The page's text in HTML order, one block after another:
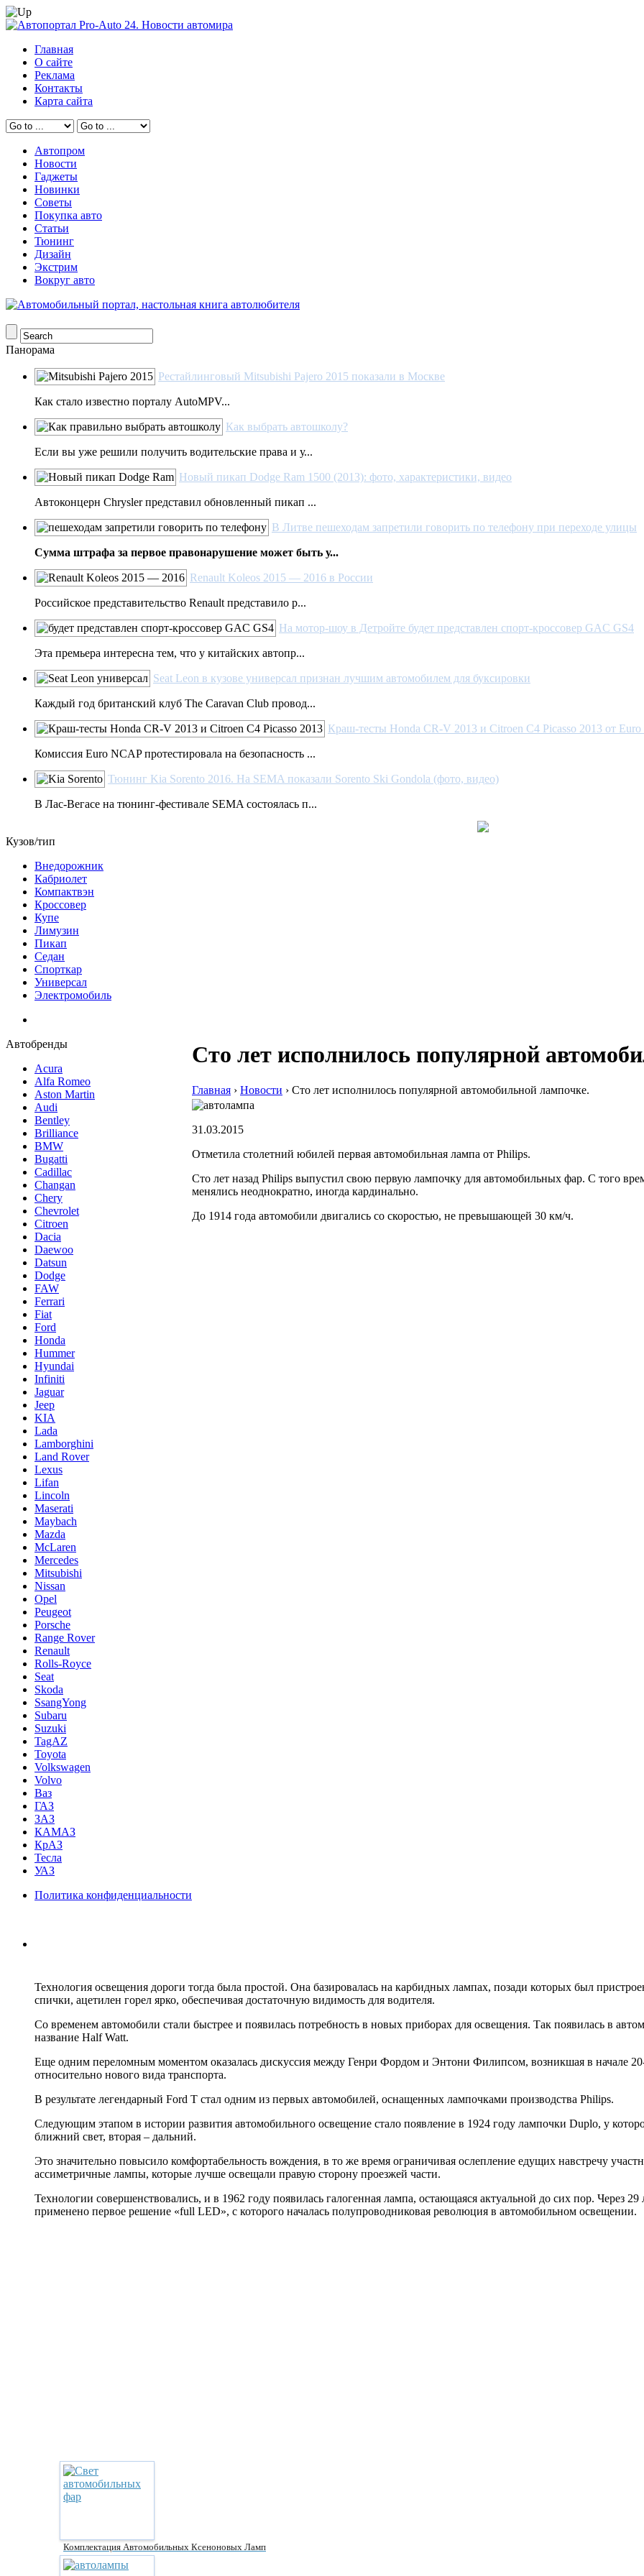
Главная
О сайте
Реклама
Контакты
Карта сайта
Автопром
Новости
Гаджеты
Новинки
Советы
Покупка авто
Статьи
Тюнинг
Дизайн
Экстрим
Вокруг авто
Панорама
Рестайлинговый Mitsubishi Pajero 2015 показали в Москве
Как стало известно порталу AutoMPV...
Как выбрать автошколу?
Если вы уже решили получить водительские права и у...
Новый пикап Dodge Ram 1500 (2013): фото, характеристики, видео
Автоконцерн Chrysler представил обновленный пикап ...
В Литве пешеходам запретили говорить по телефону при переходе улицы
Сумма штрафа за первое правонарушение может быть у...
Renault Koleos 2015 — 2016 в России
Российское представительство Renault представило р...
На мотор-шоу в Детройте будет представлен спорт-кроссовер GAC GS4
Эта премьера интересна тем, что у китайских автопр...
Seat Leon в кузове универсал признан лучшим автомобилем для буксировки
Каждый год британский клуб The Caravan Club провод...
Краш-тесты Honda CR-V 2013 и Citroen C4 Picasso 2013 от
Комиссия Euro NCAP протестировала на безопасность ...
Тюнинг Kia Sorento 2016. На SEMA показали Sorento Ski Gondola (фото, видео)
В Лас-Вегасе на тюнинг-фестивале SEMA состоялась п...
Кузов/тип
Внедорожник
Кабриолет
Компактвэн
Кроссовер
Купе
Лимузин
Пикап
Седан
Спорткар
Универсал
Электромобиль
Автобренды
Acura
Alfa Romeo
Aston Martin
Audi
Bentley
Brilliance
BMW
Bugatti
Cadillac
Changan
Chery
Chevrolet
Citroen
Dacia
Daewoo
Datsun
Dodge
FAW
Ferrari
Fiat
Ford
Honda
Hummer
Hyundai
Infiniti
Jaguar
Jeep
KIA
Lada
Lamborghini
Land Rover
Lexus
Lifan
Lincoln
Maserati
Maybach
Mazda
McLaren
Mercedes
Mitsubishi
Nissan
Opel
Peugeot
Porsche
Range Rover
Renault
Rolls-Royce
Seat
Skoda
SsangYong
Subaru
Suzuki
TagAZ
Toyota
Volkswagen
Volvo
Ваз
ГАЗ
ЗАЗ
КАМАЗ
КрАЗ
Тесла
УАЗ
Политика конфиденциальности
Сто лет исполнилось популярной
Главная › Новости › Сто лет исполнилось популярной автомобильной лампочке.
31.03.2015
Отметила столетний юбилей первая автомобильная лампа от Philips.
Сто лет назад Philips выпустил свою первую лампочку для автомобильных фар. С того
менялись неоднократно, иногда кардинально.
До 1914 года автомобили двигались со скоростью, не превышающей 30 км/ч.
Технология освещения дороги тогда была простой. Она базировалась на карбидных лампах, позади которых был
спички, ацетилен горел ярко, обеспечивая достаточную видимость для водителя.
Со временем автомобили стали быстрее и появилась потребность в новых приборах для освещения. Так появилась в
название Half Watt.
Еще одним переломным моментом оказалась дискуссия между Генри Фордом и Энтони Филипсом, возникшая в начале 20-
относительно нового вида транспорта.
В результате легендарный Ford T стал одним из первых автомобилей, оснащенных лампочками производства Philips.
Следующим этапом в истории развития автомобильного освещение стало появление в 1924 году лампочки Duplo, у
ближний свет, вторая – дальний.
Это значительно повысило комфортабельность вождения, в то же время ограничивая ослепление едущих навстречу
ассиметричные лампы, которые лучше освещали правую сторону проезжей части.
Технологии совершенствовались, и в 1962 году появилась галогенная лампа, остающаяся актуальной до сих пор. Через
применено первое решение «full LED», с которого началась полупроводниковая революция в автомобильном освещении.
Комплектация Автомобильных Ксеноновых Ламп